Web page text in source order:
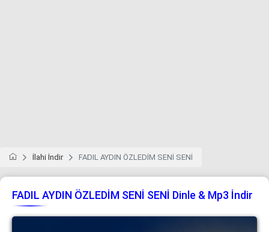
İlahi İndir FADIL AYDIN ÖZLEDİM SENİ SENİ
FADIL AYDIN ÖZLEDİM SENİ SENİ Dinle & Mp3 İndir